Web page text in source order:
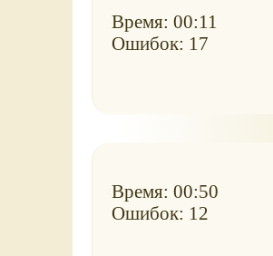
Время: 00:11
Ошибок: 17
Время: 00:50
Ошибок: 12